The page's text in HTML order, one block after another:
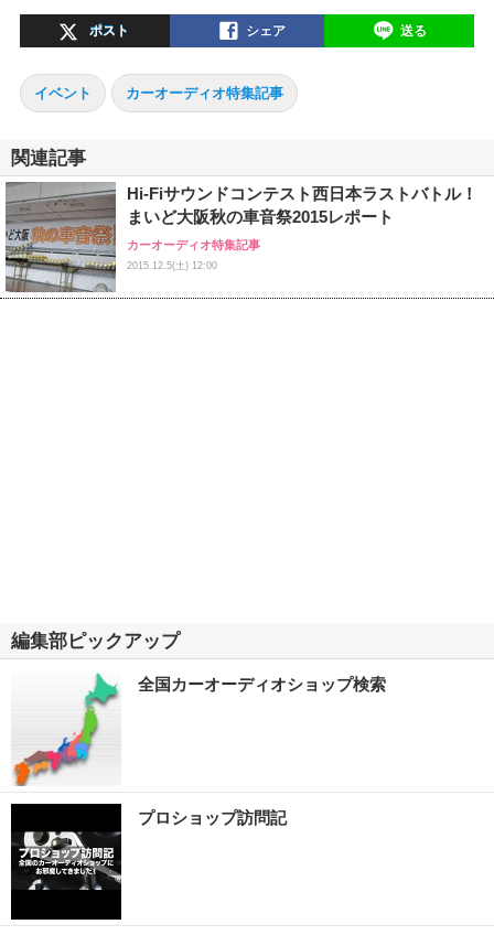
ポスト シェア 送る
イベント カーオーディオ特集記事
関連記事
Hi-Fiサウンドコンテスト西日本ラストバトル！
まいど大阪秋の車音祭2015レポート
カーオーディオ特集記事
2015.12.5(土) 12:00
編集部ピックアップ
全国カーオーディオショップ検索
プロショップ訪問記